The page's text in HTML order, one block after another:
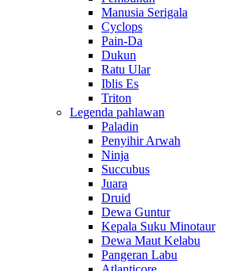
Manusia Serigala
Cyclops
Pain-Da
Dukun
Ratu Ular
Iblis Es
Triton
Legenda pahlawan
Paladin
Penyihir Arwah
Ninja
Succubus
Juara
Druid
Dewa Guntur
Kepala Suku Minotaur
Dewa Maut Kelabu
Pangeran Labu